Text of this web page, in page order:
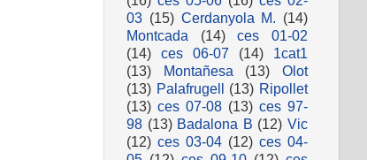
03 (15) Cerdanyola M. (14)
Montcada
(14)
ces 01-02
(14)
ces 06-07 (14)
1cat1
(13)
Montañesa (13)
Olot
(13) Palafrugell (13) Ripollet
(13) ces 07-08 (13) ces 97-
98 (13) Badalona B (12) Vic
(12) ces 03-04 (12) ces 04-